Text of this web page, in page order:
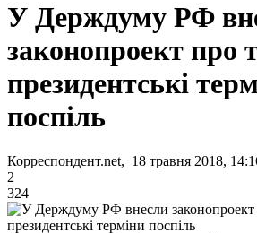
У Держдуму РФ
законопроект про
президентські
поспіль
Корреспондент.net, 18 травня 2018,
2
324